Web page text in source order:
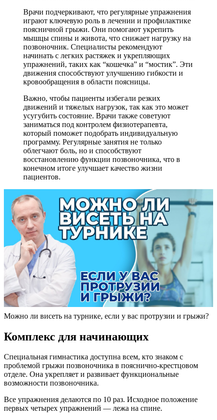
Врачи подчеркивают, что регулярные упражнения
играют ключевую роль в лечении и профилактике
поясничной грыжи. Они помогают укрепить
мышцы спины и живота, что снижает нагрузку на
позвоночник. Специалисты рекомендуют
начинать с легких растяжек и укрепляющих
упражнений, таких как “кошечка” и “мостик”. Эти
движения способствуют улучшению гибкости и
кровообращения в области поясницы.
Важно, чтобы пациенты избегали резких
движений и тяжелых нагрузок, так как это может
усугубить состояние. Врачи также советуют
заниматься под контролем физиотерапевта,
который поможет подобрать индивидуальную
программу. Регулярные занятия не только
облегчают боль, но и способствуют
восстановлению функции позвоночника, что в
конечном итоге улучшает качество жизни
пациентов.
Можно ли висеть на турнике, если у вас протрузии и грыжи?
Комплекс для начинающих
Специальная гимнастика доступна всем, кто знаком с
проблемой грыжи позвоночника в пояснично-крестцовом
отделе. Она укрепляет и развивает функциональные
возможности позвоночника.
Все упражнения делаются по 10 раз. Исходное положение
первых четырех упражнений — лежа на спине.